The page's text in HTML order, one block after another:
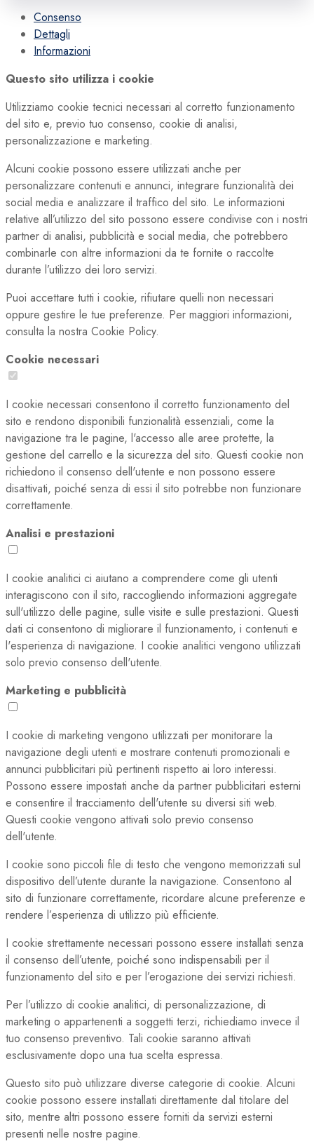
Consenso
Dettagli
Informazioni
Questo sito utilizza i cookie
Utilizziamo cookie tecnici necessari al corretto funzionamento
del sito e, previo tuo consenso, cookie di analisi,
personalizzazione e marketing.
Alcuni cookie possono essere utilizzati anche per
personalizzare contenuti e annunci, integrare funzionalità dei
social media e analizzare il traffico del sito. Le informazioni
relative all’utilizzo del sito possono essere condivise con i nostri
partner di analisi, pubblicità e social media, che potrebbero
combinarle con altre informazioni da te fornite o raccolte
durante l’utilizzo dei loro servizi.
Puoi accettare tutti i cookie, rifiutare quelli non necessari
oppure gestire le tue preferenze. Per maggiori informazioni,
consulta la nostra Cookie Policy.
Cookie necessari
I cookie necessari consentono il corretto funzionamento del
sito e rendono disponibili funzionalità essenziali, come la
navigazione tra le pagine, l'accesso alle aree protette, la
gestione del carrello e la sicurezza del sito. Questi cookie non
richiedono il consenso dell'utente e non possono essere
disattivati, poiché senza di essi il sito potrebbe non funzionare
correttamente.
Analisi e prestazioni
I cookie analitici ci aiutano a comprendere come gli utenti
interagiscono con il sito, raccogliendo informazioni aggregate
sull'utilizzo delle pagine, sulle visite e sulle prestazioni. Questi
dati ci consentono di migliorare il funzionamento, i contenuti e
l'esperienza di navigazione. I cookie analitici vengono utilizzati
solo previo consenso dell'utente.
Marketing e pubblicità
I cookie di marketing vengono utilizzati per monitorare la
navigazione degli utenti e mostrare contenuti promozionali e
annunci pubblicitari più pertinenti rispetto ai loro interessi.
Possono essere impostati anche da partner pubblicitari esterni
e consentire il tracciamento dell'utente su diversi siti web.
Questi cookie vengono attivati solo previo consenso
dell'utente.
I cookie sono piccoli file di testo che vengono memorizzati sul
dispositivo dell’utente durante la navigazione. Consentono al
sito di funzionare correttamente, ricordare alcune preferenze e
rendere l’esperienza di utilizzo più efficiente.
I cookie strettamente necessari possono essere installati senza
il consenso dell’utente, poiché sono indispensabili per il
funzionamento del sito e per l’erogazione dei servizi richiesti.
Per l’utilizzo di cookie analitici, di personalizzazione, di
marketing o appartenenti a soggetti terzi, richiediamo invece il
tuo consenso preventivo. Tali cookie saranno attivati
esclusivamente dopo una tua scelta espressa.
Questo sito può utilizzare diverse categorie di cookie. Alcuni
cookie possono essere installati direttamente dal titolare del
sito, mentre altri possono essere forniti da servizi esterni
presenti nelle nostre pagine.